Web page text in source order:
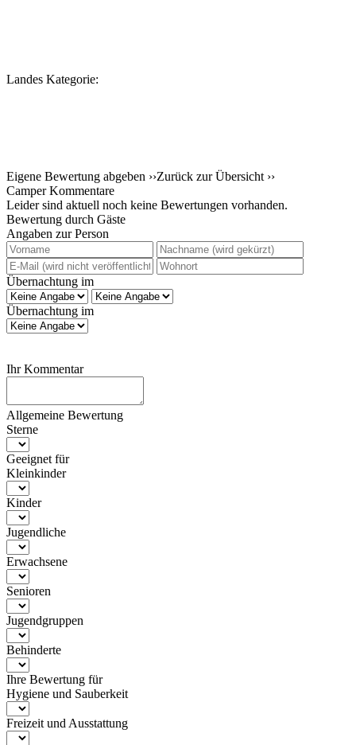
Landes Kategorie:
Eigene Bewertung abgeben ››Zurück zur Übersicht ››
Camper Kommentare
Leider sind aktuell noch keine Bewertungen vorhanden.
Bewertung durch Gäste
Angaben zur Person
Übernachtung im
Übernachtung im
Ihr Kommentar
Allgemeine Bewertung
Sterne
Geeignet für
Kleinkinder
Kinder
Jugendliche
Erwachsene
Senioren
Jugendgruppen
Behinderte
Ihre Bewertung für
Hygiene und Sauberkeit
Freizeit und Ausstattung